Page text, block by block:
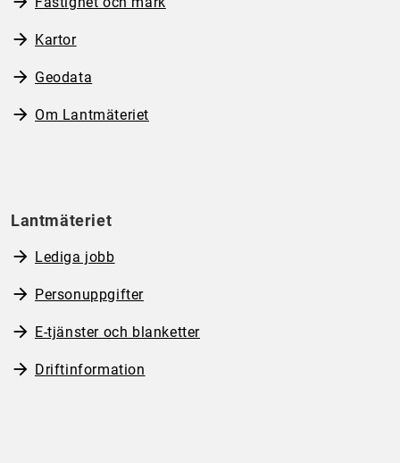
Kartor
Geodata
Om Lantmäteriet
Lantmäteriet
Lediga jobb
Personuppgifter
E-tjänster och blanketter
Driftinformation